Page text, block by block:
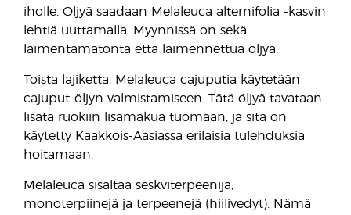
iholle. Öljyä saadaan Melaleuca alternifolia -kasvin
lehtiä uuttamalla. Myynnissä on sekä
laimentamatonta että laimennettua öljyä.
Toista lajiketta, Melaleuca cajuputia käytetään
cajuput-öljyn valmistamiseen. Tätä öljyä tavataan
lisätä ruokiin lisämakua tuomaan, ja sitä on
käytetty Kaakkois-Aasiassa erilaisia tulehduksia
hoitamaan.
Melaleuca sisältää seskviterpeenijä,
monoterpiinejä ja terpeenejä (hiilivedyt). Nämä